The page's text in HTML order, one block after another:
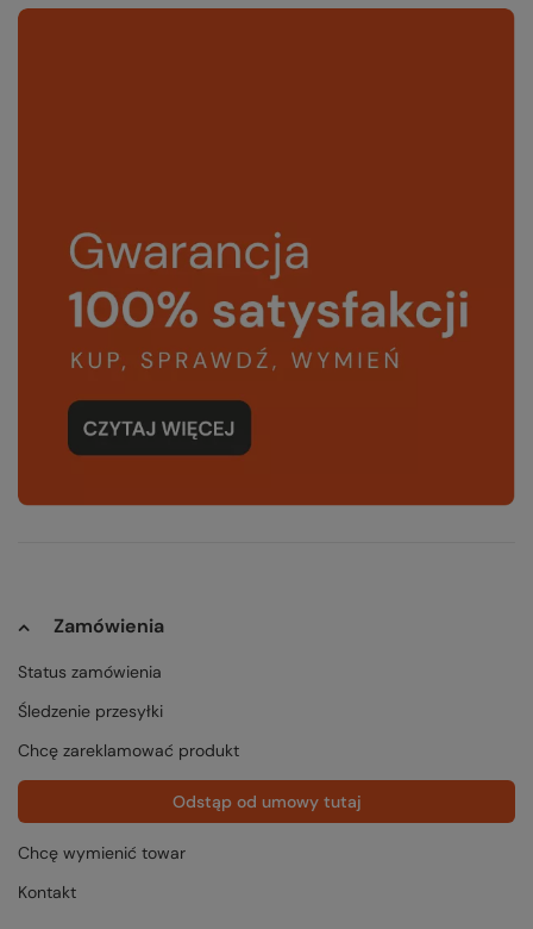
Zamówienia
Status zamówienia
Śledzenie przesyłki
Chcę zareklamować produkt
Odstąp od umowy tutaj
Chcę wymienić towar
Kontakt